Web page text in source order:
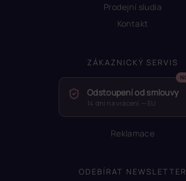
Prodejní sludia
Kontakt
ZÁKAZNICKÝ SERVIS
Odstoupení od smlouvy
14 dní na vrácení — EU
Reklamace
ODEBÍRAT NEWSLETTER